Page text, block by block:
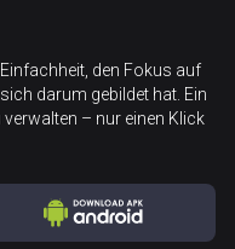
den Fokus auf
darum gebildet hat. Ein
– nur einen Klick